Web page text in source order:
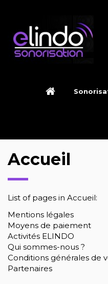
Accueil
List of pages in Accueil:
Mentions légales
Moyens de paiement
Activités ELINDO
Qui sommes-nous ?
Conditions générales de
Partenaires